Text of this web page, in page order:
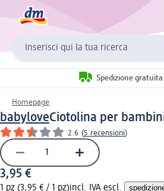
Inserisci qui la tua ricerca
Spedizione gratuita
Homepage
babyloveCiotolina per
2.6 (5 recensioni)
3,95 €
1 pz (3,95 € / 1 pz)incl. IVA escl.